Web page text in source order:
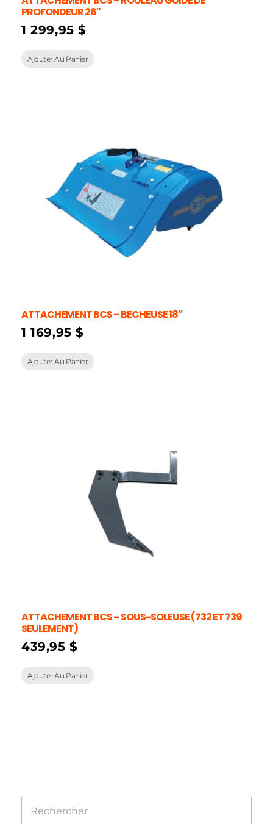
PROFONDEUR 26″
1 299,95$
Ajouter Au Panier
ATTACHEMENT BCS – BECHEUSE 18″
1 169,95$
Ajouter Au Panier
ATTACHEMENT BCS – SOUS-SOLEUSE (732 ET 739
SEULEMENT)
439,95$
Ajouter Au Panier